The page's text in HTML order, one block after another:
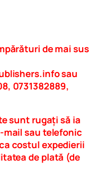
de mai sus
sau
0731382889,
sunt rugați să ia
mail sau telefonic
costul expedierii
de plată (de